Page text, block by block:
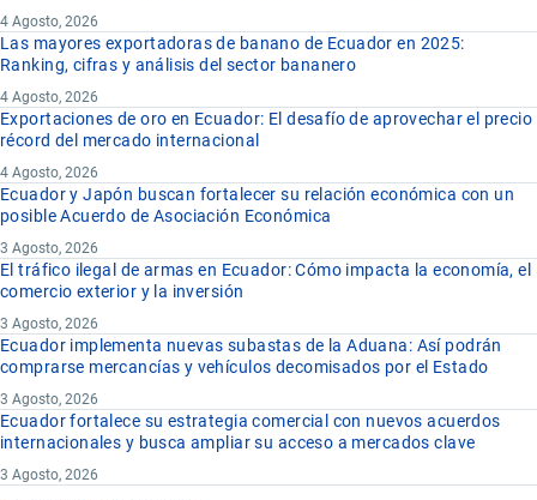
4 Agosto, 2026
Las mayores exportadoras de banano de Ecuador en 2025:
Ranking, cifras y análisis del sector bananero
4 Agosto, 2026
Exportaciones de oro en Ecuador: El desafío de aprovechar el precio
récord del mercado internacional
4 Agosto, 2026
Ecuador y Japón buscan fortalecer su relación económica con un
posible Acuerdo de Asociación Económica
3 Agosto, 2026
El tráfico ilegal de armas en Ecuador: Cómo impacta la economía, el
comercio exterior y la inversión
3 Agosto, 2026
Ecuador implementa nuevas subastas de la Aduana: Así podrán
comprarse mercancías y vehículos decomisados por el Estado
3 Agosto, 2026
Ecuador fortalece su estrategia comercial con nuevos acuerdos
internacionales y busca ampliar su acceso a mercados clave
3 Agosto, 2026